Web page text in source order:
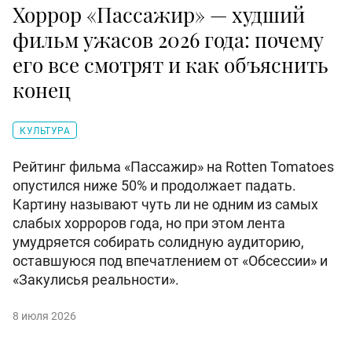
Хоррор «Пассажир» — худший
фильм ужасов 2026 года: почему
его все смотрят и как объяснить
конец
КУЛЬТУРА
Рейтинг фильма «Пассажир» на Rotten Tomatoes
опустился ниже 50% и продолжает падать.
Картину называют чуть ли не одним из самых
слабых хорроров года, но при этом лента
умудряется собирать солидную аудиторию,
оставшуюся под впечатлением от «Обсессии» и
«Закулисья реальности».
8 июля 2026